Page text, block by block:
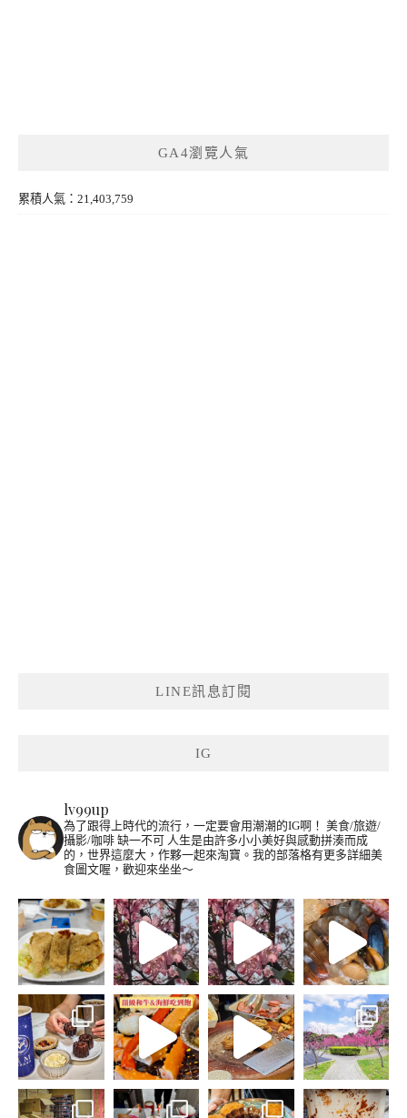
GA4瀏覽人氣
累積人氣：21,403,759
LINE訊息訂閱
IG
lv99up
為了跟得上時代的流行，一定要會用潮潮的IG啊！ 美食/旅遊/
攝影/咖啡 缺一不可 人生是由許多小小美好與感動拼湊而成
的，世界這麼大，作夥一起來淘寶。我的部落格有更多詳細美
食圖文喔，歡迎來坐坐～